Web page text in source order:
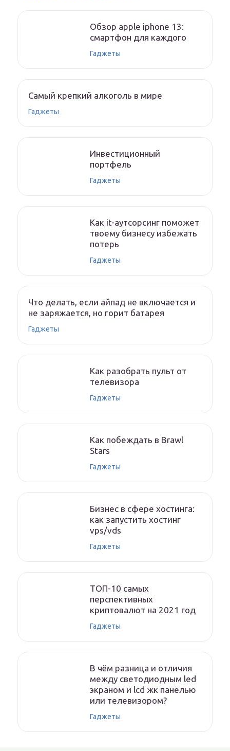
Обзор apple iphone 13:
смартфон для каждого
Гаджеты
Самый крепкий алкоголь в мире
Гаджеты
Инвестиционный
портфель
Гаджеты
Как it-аутсорсинг поможет
твоему бизнесу избежать
потерь
Гаджеты
Что делать, если айпад не включается и
не заряжается, но горит батарея
Гаджеты
Как разобрать пульт от
телевизора
Гаджеты
Как побеждать в Brawl
Stars
Гаджеты
Бизнес в сфере хостинга:
как запустить хостинг
vps/vds
Гаджеты
ТОП-10 самых
перспективных
криптовалют на 2021 год
Гаджеты
В чём разница и отличия
между светодиодным led
экраном и lcd жк панелью
или телевизором?
Гаджеты